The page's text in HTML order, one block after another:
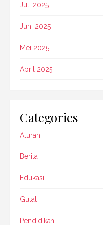
Juli 2025
Juni 2025
Mei 2025
April 2025
Categories
Aturan
Berita
Edukasi
Gulat
Pendidikan